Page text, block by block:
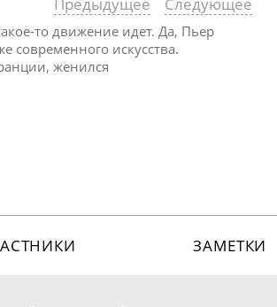
Предыдущее Следующее
то движение идет. Да, Пьер
современного искусства.
женился
ЗАМЕТКИ